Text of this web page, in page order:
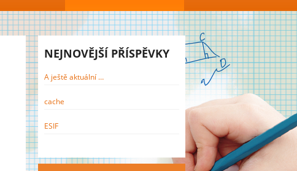
NEJNOVĚJŠÍ PŘÍSPĚVKY
A ještě aktuální …
cache
ESIF